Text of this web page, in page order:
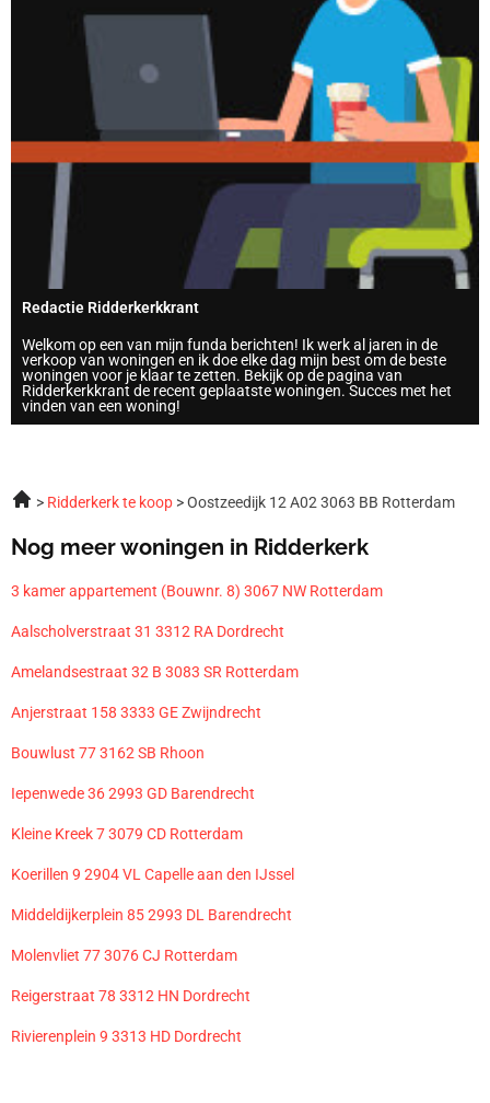
Redactie Ridderkerkkrant
Welkom op een van mijn funda berichten! Ik werk al jaren in de
verkoop van woningen en ik doe elke dag mijn best om de beste
woningen voor je klaar te zetten. Bekijk op de pagina van
Ridderkerkkrant de recent geplaatste woningen. Succes met het
vinden van een woning!
Ridderkerk te koop Oostzeedijk 12 A02 3063 BB Rotterdam
Nog meer woningen in Ridderkerk
3 kamer appartement (Bouwnr. 8) 3067 NW Rotterdam
Aalscholverstraat 31 3312 RA Dordrecht
Amelandsestraat 32 B 3083 SR Rotterdam
Anjerstraat 158 3333 GE Zwijndrecht
Bouwlust 77 3162 SB Rhoon
Iepenwede 36 2993 GD Barendrecht
Kleine Kreek 7 3079 CD Rotterdam
Koerillen 9 2904 VL Capelle aan den IJssel
Middeldijkerplein 85 2993 DL Barendrecht
Molenvliet 77 3076 CJ Rotterdam
Reigerstraat 78 3312 HN Dordrecht
Rivierenplein 9 3313 HD Dordrecht